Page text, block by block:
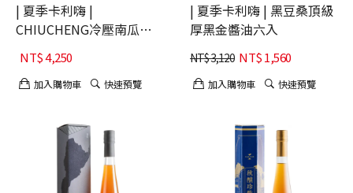
| 夏季卡利嗨 |
CHIUCHENG冷壓南瓜籽
油250g*6
NT$4,250
加入購物車 快速預覽
| 夏季卡利嗨 | 黑豆桑頂級
厚黑金醬油六入
NT$3,120 NT$1,560
加入購物車 快速預覽